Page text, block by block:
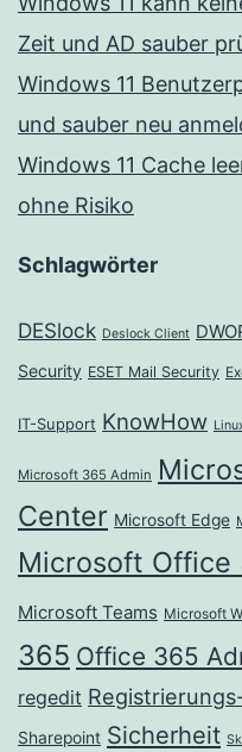
Zeit und AD sauber
Windows 11
und sauber neu
Windows 11 Cache
ohne Risiko
Schlagwörter
DESlock Deslock Client
Security ESET Mail Security
IT-Support KnowHow
Microsoft 365 Admin
Center Microsoft Edge
Microsoft Office
Microsoft Teams Microsoft
365 Office 365
regedit
Sharepoint Sicherheit